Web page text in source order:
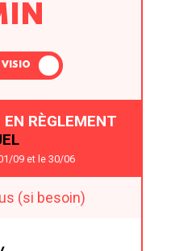
VISIO
RÈGLEMENT
09 et le 30/06
(si besoin)